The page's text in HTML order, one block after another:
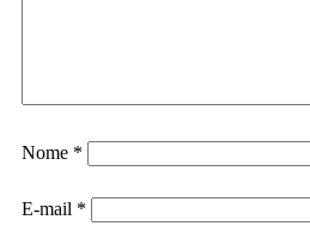
Nome *
E-mail *